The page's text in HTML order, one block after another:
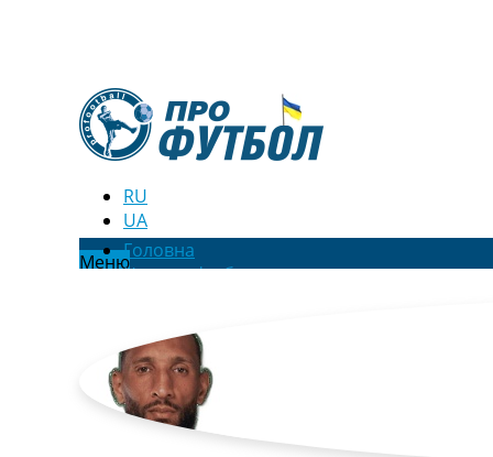
RU
UA
МенюГоловна
Новини футболу
Футбольні трансфери
Останні коментарі
Конкурс прогнозів
Логін
Рейтінги